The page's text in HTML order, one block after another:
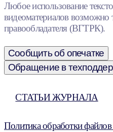
Любое использование
видеоматериалов возможно
правообладателя (ВГТРК).
Сообщить об опечатке
Обращение в
СТАТЬИ ЖУРНАЛА
Политика обработки